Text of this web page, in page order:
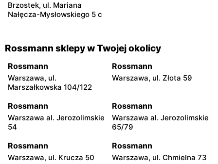
Brzostek, ul. Mariana
Nałęcza-Mysłowskiego 5 c
Rossmann sklepy w Twojej okolicy
Rossmann
Warszawa, ul.
Marszałkowska 104/122
Rossmann
Warszawa, ul. Złota 59
Rossmann
Warszawa al. Jerozolimskie
54
Rossmann
Warszawa al. Jerozolimskie
65/79
Rossmann
Warszawa, ul. Krucza 50
Rossmann
Warszawa, ul. Chmielna 73